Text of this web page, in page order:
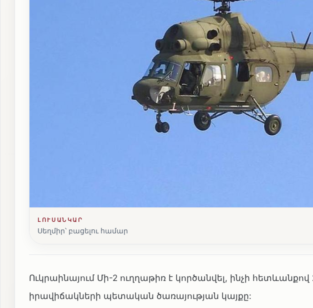
ԼՈՒՍԱՆԿԱՐ
Սեղմիր՝ բացելու համար
Ուկրաինայում Մի-2 ուղղաթիռ է կործանվել, ինչի
իրավիճակների պետական ծառայության կայքը: